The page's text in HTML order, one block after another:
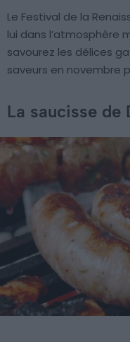
Le Festival de la
lui dans l’atmosphère
savourez les délices
saveurs en novembre
La saucisse de